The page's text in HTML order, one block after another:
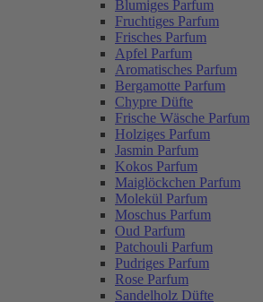
Blumiges Parfum
Fruchtiges Parfum
Frisches Parfum
Apfel Parfum
Aromatisches Parfum
Bergamotte Parfum
Chypre Düfte
Frische Wäsche Parfum
Holziges Parfum
Jasmin Parfum
Kokos Parfum
Maiglöckchen Parfum
Molekül Parfum
Moschus Parfum
Oud Parfum
Patchouli Parfum
Pudriges Parfum
Rose Parfum
Sandelholz Düfte